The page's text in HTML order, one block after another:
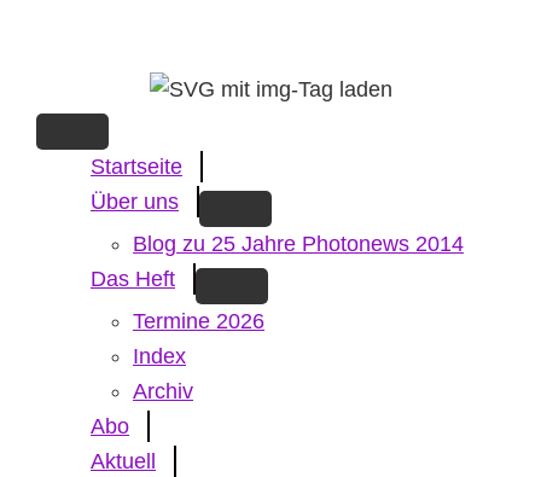
content
Startseite
Über uns
Blog zu 25 Jahre Photonews 2014
Das Heft
Termine 2026
Index
Archiv
Abo
Aktuell